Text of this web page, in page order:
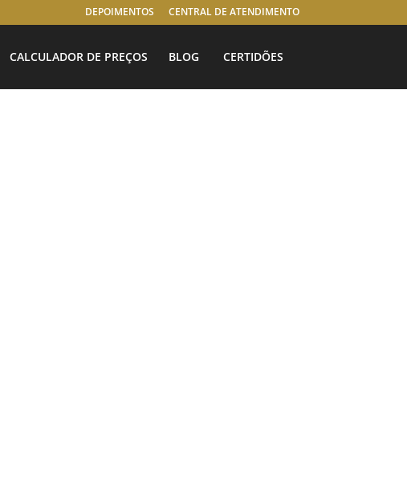
DEPOIMENTOS CENTRAL DE ATENDIMENTO
CALCULADOR DE PREÇOS BLOG CERTIDÕES